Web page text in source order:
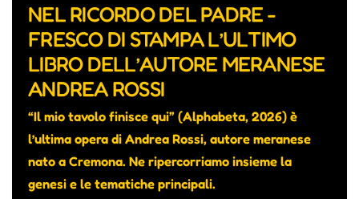
NEL RICORDO DEL PADRE -
FRESCO DI STAMPA L’ULTIMO
LIBRO DELL’AUTORE MERANESE
ANDREA ROSSI
“Il mio tavolo finisce qui” (Alphabeta, 2026) è
l’ultima opera di Andrea Rossi, autore meranese
nato a Cremona. Ne ripercorriamo insieme la
genesi e le tematiche principali.